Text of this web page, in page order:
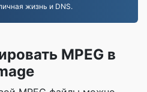
жизнь и DNS.
MPEG в